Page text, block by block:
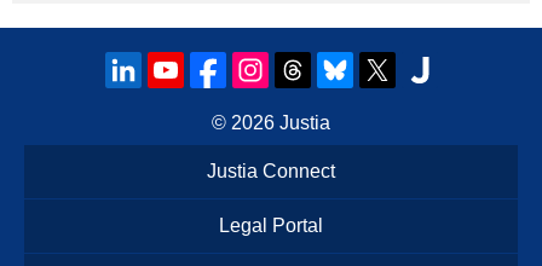
© 2026 Justia
Justia Connect
Legal Portal